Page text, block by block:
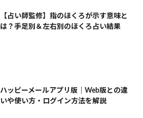
【占い師監修】指のほくろが示す意味と
は？手足別＆左右別のほくろ占い結果
ハッピーメールアプリ版｜Web版との違
いや使い方・ログイン方法を解説